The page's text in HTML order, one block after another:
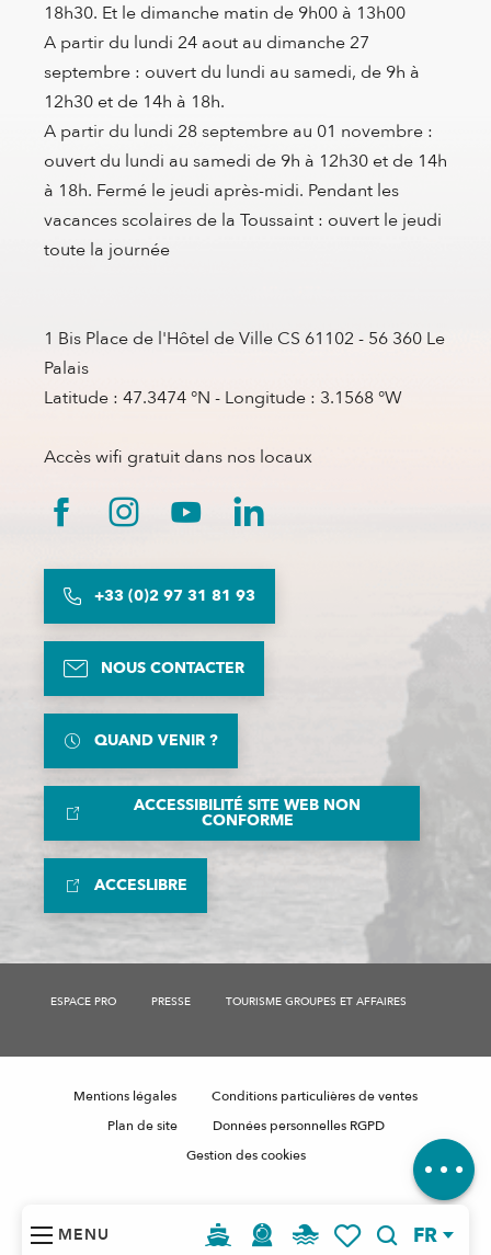
MENU FR
Contacter
Avis
18h30. Et le dimanche matin de 9h00 à 13h00
A partir du lundi 24 aout au dimanche 27
septembre : ouvert du lundi au samedi, de 9h à
12h30 et de 14h à 18h.
A partir du lundi 28 septembre au 01 novembre :
ouvert du lundi au samedi de 9h à 12h30 et de 14h
à 18h. Fermé le jeudi après-midi. Pendant les
vacances scolaires de la Toussaint : ouvert le jeudi
toute la journée
1 Bis Place de l'Hôtel de Ville CS 61102 - 56 360 Le
Palais
Latitude : 47.3474 °N - Longitude : 3.1568 °W
Accès wifi gratuit dans nos locaux
+33 (0)2 97 31 81 93
NOUS CONTACTER
QUAND VENIR ?
ACCESSIBILITÉ SITE WEB NON
CONFORME
ACCESLIBRE
ESPACE PRO PRESSE TOURISME GROUPES ET AFFAIRES
Mentions légales
Conditions particulières de ventes
Plan de site
Données personnelles RGPD
Gestion des cookies